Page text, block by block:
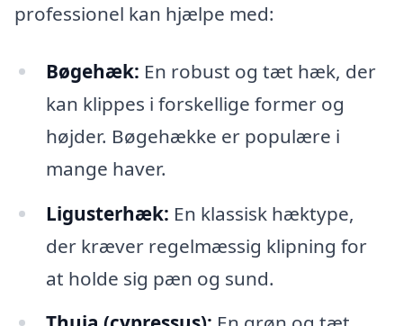
professionel kan hjælpe med:
Bøgehæk: En robust og tæt hæk, der
kan klippes i forskellige former og
højder. Bøgehække er populære i
mange haver.
Ligusterhæk: En klassisk hæktype,
der kræver regelmæssig klipning for
at holde sig pæn og sund.